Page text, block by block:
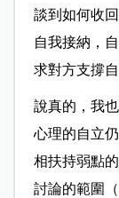
談到如何收
自我接納，
求對方支撐
說真的，我
心理的自立
相扶持弱點
討論的範圍